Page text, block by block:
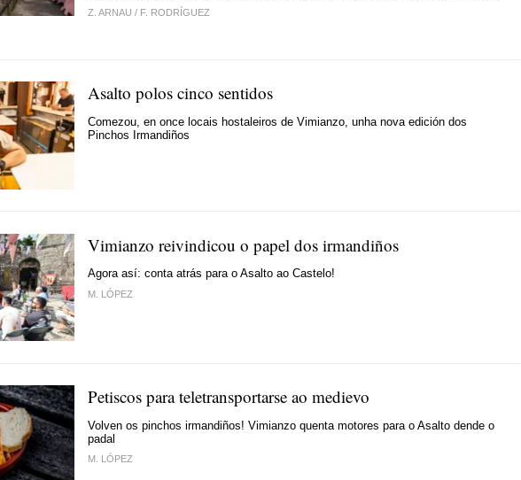
Z. ARNAU / F. RODRÍGUEZ
Asalto polos cinco sentidos
Comezou, en once locais hostaleiros de Vimianzo, unha nova edición dos
Pinchos Irmandiños
Vimianzo reivindicou o papel dos irmandiños
Agora así: conta atrás para o Asalto ao Castelo!
M. LÓPEZ
Petiscos para teletransportarse ao medievo
Volven os pinchos irmandiños! Vimianzo quenta motores para o Asalto dende o
padal
M. LÓPEZ